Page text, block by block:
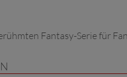
Fantasy-Serie für